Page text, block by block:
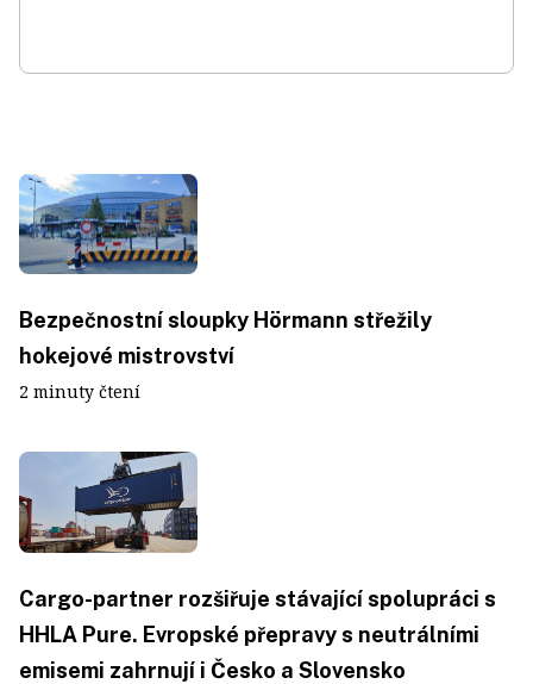
Bezpečnostní sloupky Hörmann střežily
hokejové mistrovství
2 minuty čtení
Cargo-partner rozšiřuje stávající spolupráci s
HHLA Pure. Evropské přepravy s neutrálními
emisemi zahrnují i Česko a Slovensko